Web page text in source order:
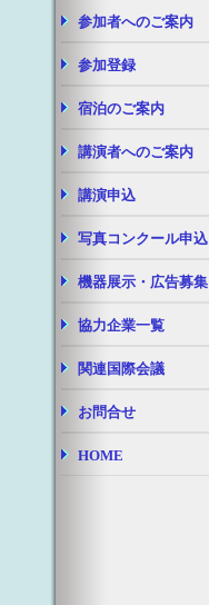
参加者へのご案内
参加登録
宿泊のご案内
講演者へのご案内
講演申込
写真コンクール申込
機器展示・広告募集
協力企業一覧
関連国際会議
お問合せ
HOME